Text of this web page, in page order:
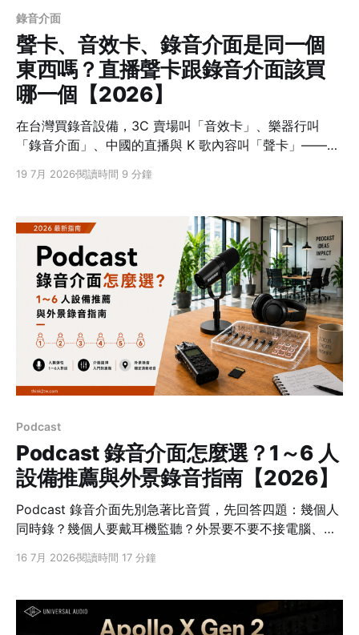
錄音介面
聲卡、音效卡、錄音介面是同一個
東西嗎？直播聲卡跟錄音介面該買
哪一個【2026】
在台灣買錄音設備，3C 賣場叫「音效卡」、樂器行叫
「錄音介面」、中國的直播與 K 歌內容叫「聲卡」——名
上是同一種東西——都是把麥克風訊號轉成 USB 訊號、
個為直播、K 歌和即時效果設計，一個為乾淨錄音設計。
先確認用途，比背名詞更容易選對。 聲卡、音效卡、錄音
介面差在哪裡？ 「音效卡」是台灣 3C 賣場與電腦圈的傳
統說法，電腦內建的、外接的音效裝置多半都這樣叫；
「聲卡」則源自中國的直播與 K 歌內容，隨著直播設備流
行，在台灣的電商列表和直播圈也越來越常看到；「錄音
介面」是台灣樂器行與錄音圈的正式名稱。 所以，看到商
品寫著「聲卡」時，還不能直接判斷它是哪一類。需要再
確認它主打的是變聲、音效與伴奏混音註1，還是乾淨的前
級註2與低延遲註3錄音。一般聊天時三個詞當同義詞沒什
19 7月 2026閱讀時間 9 分鐘
Podcast
Podcast 錄音介面怎麼選？1～6 人
設備推薦與外景錄音指南【2026】
Podcast 錄音介面先別急著比音質，先回答四題：幾個人
同時錄？幾個人要戴耳機監聽？外景要不要不接電腦、直
能先排除一半不適合的設備。 快速答案 單人用 XLR 麥克
要確認至少 2 組麥克風輸入與監聽方式；3～4 人或常跑
外景，優先看有 4 組麥克風、4 個耳機輸出與 SD／
16 7月 2026閱讀時間 17 分鐘